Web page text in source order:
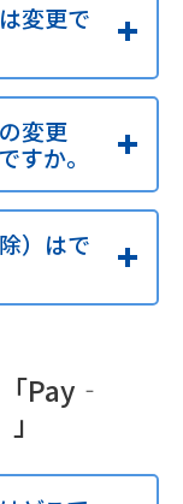
変更で
変更
すか。
）はで
Pay‐